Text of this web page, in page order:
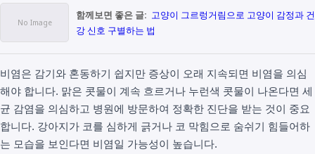
함께보면 좋은 글: 고양이 그르렁거림으로 고양이 감정과 건
강 신호 구별하는 법
비염은 감기와 혼동하기 쉽지만 증상이 오래 지속되면 비염을 의심
해야 합니다. 맑은 콧물이 계속 흐르거나 누런색 콧물이 나온다면 세
균 감염을 의심하고 병원에 방문하여 정확한 진단을 받는 것이 중요
합니다. 강아지가 코를 심하게 긁거나 코 막힘으로 숨쉬기 힘들어하
는 모습을 보인다면 비염일 가능성이 높습니다.